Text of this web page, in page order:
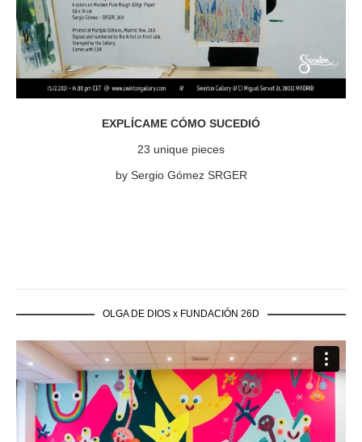
EXPLÍCAME CÓMO SUCEDIÓ
23 unique pieces
by Sergio Gómez SRGER
OLGA DE DIOS x FUNDACIÓN 26D